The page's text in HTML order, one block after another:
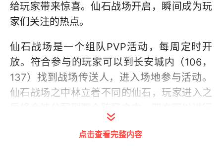
给玩家带来惊喜。仙石战场开启，瞬间成为玩
家们关注的热点。
仙石战场是一个组队PVP活动，每周定时开
放。符合参与的玩家可以到长安城内（106，
137）找到战场传送人，进入场地参与活动。
仙石战场之中林立着不同的仙石，玩家进入之
点击查看完整内容